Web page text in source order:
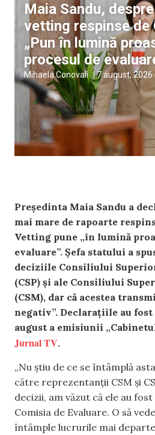
Maia Sandu,
vetting respinse de
„Pun în lumină
procesul de
Mihaela Conovali |7 august, 2026
Președinta Maia Sandu a
mai mare de rapoarte
Vetting pune „în lumină
evaluare”. Șefa statului a
deciziile Consiliului
(CSP) și ale Consiliului
(CSM), dar că acestea
negativ”. Declarațiile au
august a emisiunii
Jurnal TV.
„Nu știu de ce se întâmplă
către reprezentanții CSM și
decizii, am văzut că ele au
Comisia de Evaluare. O să
întâmple lucrurile mai